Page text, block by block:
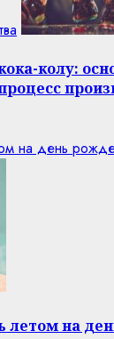
колу:
на день
летом на